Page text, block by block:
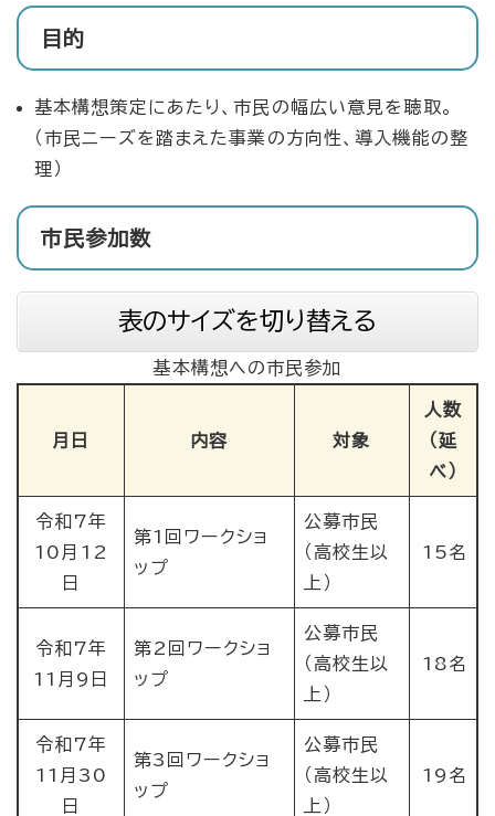
目的
基本構想策定にあたり、市民の幅広い意見を聴取。
（市民ニーズを踏まえた事業の方向性、導入機能の整
理）
市民参加数
表のサイズを切り替える
基本構想への市民参加
月日 内容 対象
人数
（延
べ）
令和7年
10月12
日
第1回ワークショ
ップ
公募市民
（高校生以
上）
15名
令和7年
11月9日
第2回ワークショ
ップ
公募市民
（高校生以
上）
18名
令和7年
11月30
日
第3回ワークショ
ップ
公募市民
（高校生以
上）
19名